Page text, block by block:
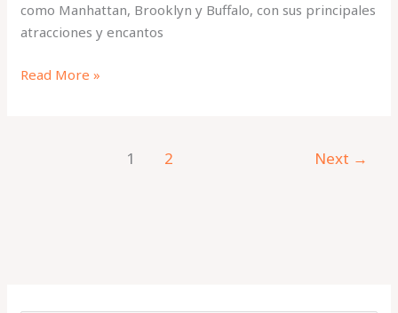
como Manhattan, Brooklyn y Buffalo, con sus principales
atracciones y encantos
Read More »
1 2 Next →